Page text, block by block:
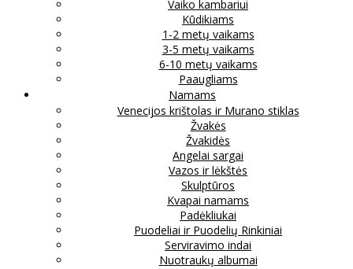
Vaiko kambariui
Kūdikiams
1-2 metų vaikams
3-5 metų vaikams
6-10 metų vaikams
Paaugliams
Namams
Venecijos krištolas ir Murano stiklas
Žvakės
Žvakidės
Angelai sargai
Vazos ir lėkštės
Skulptūros
Kvapai namams
Padėkliukai
Puodeliai ir Puodelių Rinkiniai
Serviravimo indai
Nuotraukų albumai